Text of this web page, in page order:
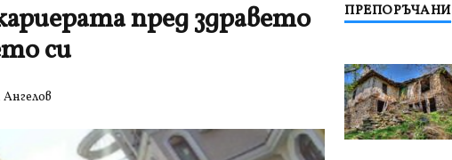
пред здравето
си
ПРЕПОРЪЧАНИ